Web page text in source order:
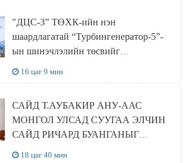
"ДЦС-3” ТӨХК-ийн нэн
шаардлагатай “Турбингенератор-5”-
ын шинэчлэлийн төсвийг
16 цаг 9 мин
САЙД Т.АУБАКИР АНУ-ААС
МОНГОЛ УЛСАД СУУГАА ЭЛЧИН
САЙД РИЧАРД БУАНГАНЫГ
18 цаг 40 мин